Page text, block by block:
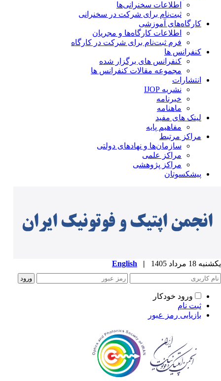
اطلاعات سخنرانی‌‌ها
ثبت‌نام برای شرکت در سخنرانی
کارگاه‌های آموزشی
اطلاعات کارگاه‌ها و مجریان
فرم ثبت‌نام برای شرکت در کارگاه
کنفرانس ها
کنفرانس های برگزار شده
مجموعه مقالات کنفرانس ها
انتشارات
نشریه IJOP
خبرنامه
ماهنامه
لینک های مفید
مفاهیم پایه
مراکز مرتبط
سازمان‌ها و نهادهای دولتی
مراکز علمی
مراکز پژوهشی
پیشکسوتان
18 مرداد 1405 |
English
ورود خودکار
ثبت نام
بازیابی رمز عبور